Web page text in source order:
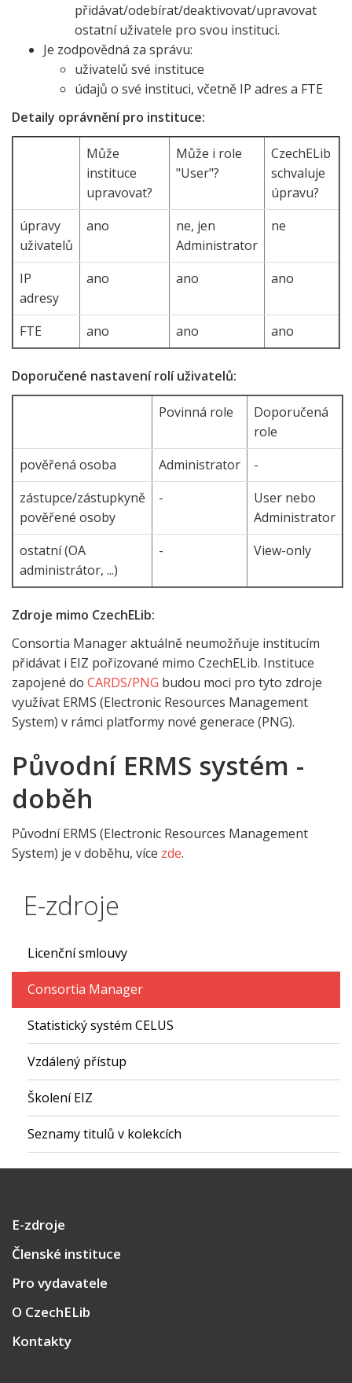
přidávat/odebírat/deaktivovat/upravovat
ostatní uživatele pro svou instituci.
Je zodpovědná za správu:
uživatelů své instituce
údajů o své instituci, včetně IP adres a FTE
Detaily oprávnění pro instituce:
Může
instituce
upravovat?
Může i role
"User"?
CzechELib
schvaluje
úpravu?
úpravy
uživatelů
ano
ne, jen
Administrator
ne
IP
adresy
ano ano ano
FTE ano ano ano
Doporučené nastavení rolí uživatelů:
Povinná role
Doporučená
role
pověřená osoba
Administrator
-
zástupce/zástupkyně
pověřené osoby
-
User nebo
Administrator
ostatní (OA
administrátor, ...)
- View-only
Zdroje mimo CzechELib:
Consortia Manager aktuálně neumožňuje institucím
přidávat i EIZ pořizované mimo CzechELib. Instituce
zapojené do CARDS/PNG budou moci pro tyto zdroje
využívat ERMS (Electronic Resources Management
System) v rámci platformy nové generace (PNG).
Původní ERMS systém -
doběh
Původní ERMS (Electronic Resources Management
System) je v doběhu, více zde.
E-zdroje
Licenční smlouvy
Consortia Manager
Statistický systém CELUS
Vzdálený přístup
Školení EIZ
Seznamy titulů v kolekcích
E-zdroje
Členské instituce
Pro vydavatele
O CzechELib
Kontakty